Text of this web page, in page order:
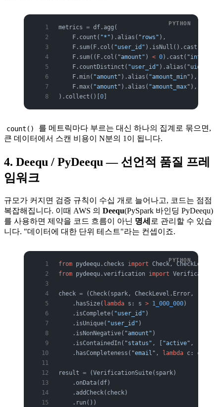
metrics = df.agg(
    F.count(
"*" ).alias( "rows" ),
    F.sum(F.col(
"user_id" ).isNull().cast(
    F.sum((F.col(
"amount" ) < 0).cast( "int"
    F.countDistinct(
"user_id" ).alias(
    F.min(
"amount" ).alias( "amount_min" ),
    F.max(
"amount" ).alias( "amount_max" ),
).collect()[ 0
count()
를 메트릭마다 부르는 대신 하나의 집계로 묶으면,
큰 데이터에서 스캔 비용이 N분의 1이 됩니다.
4. Deequ / PyDeequ — 선언적 품질 프레
임워크
규모가 커지면 검증 규칙이 수십 개로 늘어나고, 코드는 점점
복잡해집니다. 이때 AWS 의 Deequ(PySpark 바인딩 PyDeequ)
를 사용하면 제약을 코드 흐름이 아닌 명세 로 관리할 수 있습
니다. "데이터에 대한 단위 테스트"라는 컨셉이죠.
from pydeequ.checks import Check, CheckLevel
from pydeequ.verification import
check = (Check(spark, CheckLevel.Error,
    .hasSize(
lambda s: s > 1_000_000
    .isComplete(
"user_id"
    .isUnique(
"user_id"
    .isNonNegative(
"amount"
    .isContainedIn(
"status" , [ "active" ,
    .hasCompleteness(
"email" , lambda c: c
result = (VerificationSuite(spark)
    .onData(df)
    .addCheck(check)
    .run())